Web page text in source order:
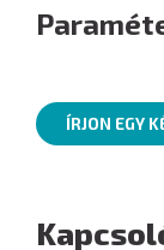
ÍRJON EGY